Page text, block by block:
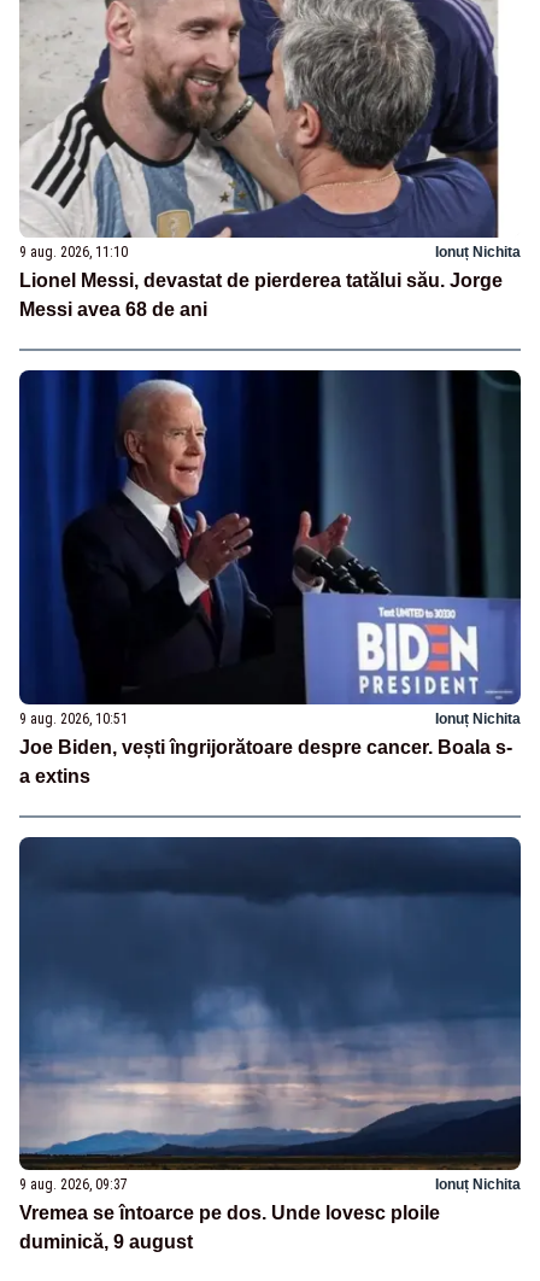
9 aug. 2026, 11:10 Ionuț Nichita
Lionel Messi, devastat de pierderea tatălui său. Jorge
Messi avea 68 de ani
9 aug. 2026, 10:51 Ionuț Nichita
Joe Biden, vești îngrijorătoare despre cancer. Boala s-
a extins
9 aug. 2026, 09:37 Ionuț Nichita
Vremea se întoarce pe dos. Unde lovesc ploile
duminică, 9 august